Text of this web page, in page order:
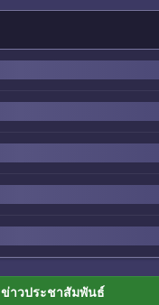
ข่าวประชาสัมพันธ์